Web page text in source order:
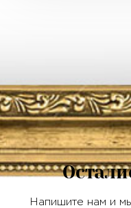
Напишите нам и